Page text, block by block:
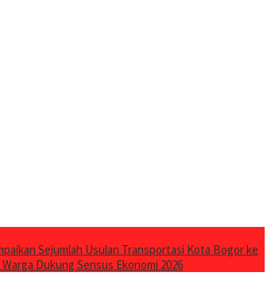
Sejumlah Usulan Transportasi Kota Bogor ke
Dukung Sensus Ekonomi 2026